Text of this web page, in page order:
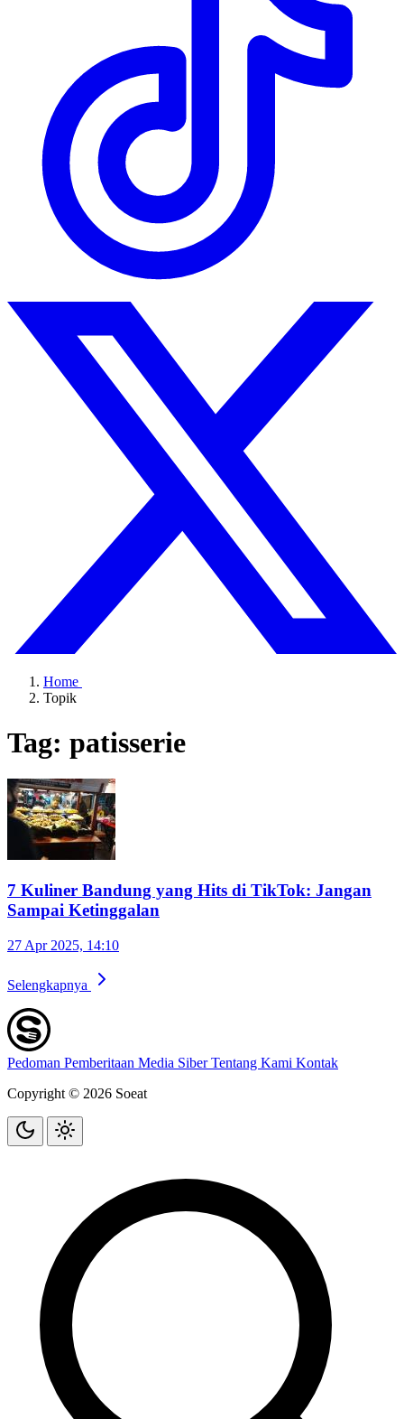
Home
Topik
Tag: patisserie
7 Kuliner Bandung yang Hits di TikTok: Jangan
Sampai Ketinggalan
27 Apr 2025, 14:10
Selengkapnya
Pedoman Pemberitaan Media SiberTentang Kami Kontak
Copyright © 2026 Soeat